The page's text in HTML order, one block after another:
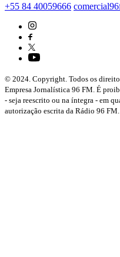
+55 84 40059666
© 2024. Copyright. Todos os
Empresa Jornalística 96 FM. É
- seja reescrito ou na íntegra - em
autorização escrita da Rádio 96 FM.